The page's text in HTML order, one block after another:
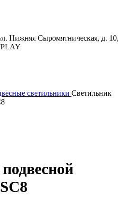
Нижняя Сыромятническая, д. 10,
светильники Светильник